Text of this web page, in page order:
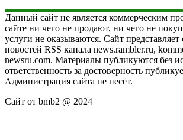
Данный сайт не является коммерческим
сайте ни чего не продают, ни чего не
услуги не оказываются. Сайт представляет
новостей RSS канала news.rambler.ru,
newsru.com. Материалы публикуются без
ответственность за достоверность
Администрация сайта не несёт.
Сайт от bmb2 @ 2024